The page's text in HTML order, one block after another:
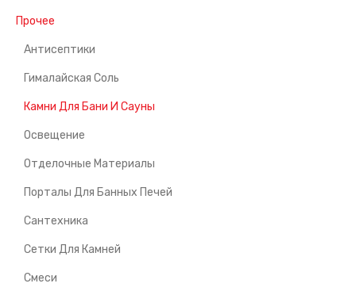
Прочее
Антисептики
Гималайская Соль
Камни Для Бани И Сауны
Освещение
Отделочные Материалы
Порталы Для Банных Печей
Сантехника
Сетки Для Камней
Смеси